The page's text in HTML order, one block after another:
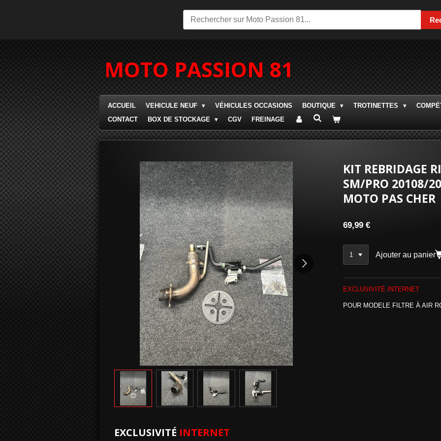
MOTO PASSION 81
ACCUEIL VEHICULE NEUF VÉHICULES OCCASIONS BOUTIQUE TROTINETTES
CONTACT
BOX DE STOCKAGE CGV FREINAGE
KIT REBRIDAGE
SM/PRO 20108/
MOTO PAS CHER
69,99 €
Ajouter au panier
EXCLUSIVITÉ INTERNET
POUR MODELE FILTRE À AIR
EXCLUSIVITÉ INTERNET